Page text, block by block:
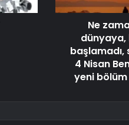
Ne
dünyaya,
4 Nisan
yeni